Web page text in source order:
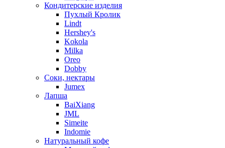
Кондитерские изделия
Пухлый Кролик
Lindt
Hershey's
Kokola
Milka
Oreo
Dobby
Соки, нектары
Jumex
Лапша
BaiXiang
JML
Simeite
Indomie
Натуральный кофе